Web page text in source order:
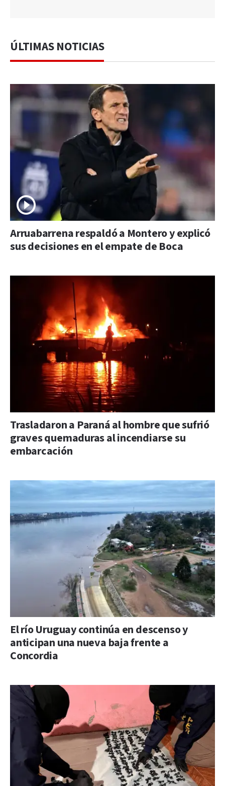
ÚLTIMAS NOTICIAS
Arruabarrena respaldó a Montero y explicó
sus decisiones en el empate de Boca
Trasladaron a Paraná al hombre que sufrió
graves quemaduras al incendiarse su
embarcación
El río Uruguay continúa en descenso y
anticipan una nueva baja frente a
Concordia